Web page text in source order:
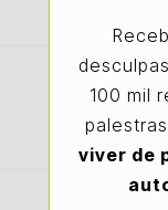
100 mil
viver de